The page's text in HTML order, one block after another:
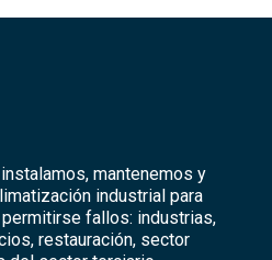
mantenemos y
industrial para
fallos: industrias,
restauración, sector